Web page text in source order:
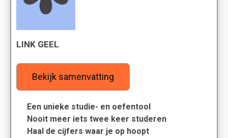
LINK GEEL
Bekijk samenvatting
Een unieke studie- en oefentool
Nooit meer iets twee keer studeren
Haal de cijfers waar je op hoopt